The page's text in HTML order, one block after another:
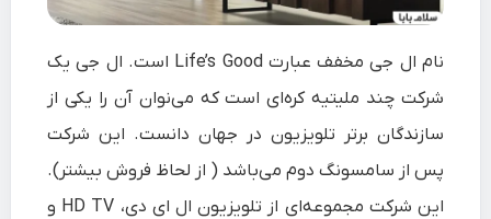
نام ال‌ جیمخفف عبارتLife’s Good است. ال‌ جی یک
شرکت چند ملیتیهکرهایاست که می‌نوان آن را یکی از
سازندگان برتر تلویزیون در جهان دانست. این شرکت
پس از سامسونگ دوم می‌باشد ( از لحاظ فروش بیشتر).
این شرکت مجموعه‌ای از تلویزیون ال ای دی، HD TV و